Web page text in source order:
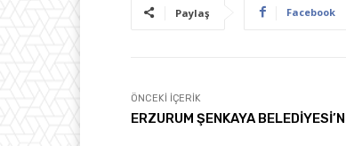
Paylaş Facebook
ÖNCEKI İÇERIK
ERZURUM ŞENKAYA